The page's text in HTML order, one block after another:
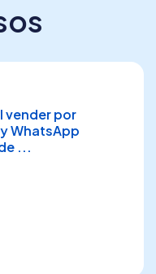
vender por
WhatsApp
...